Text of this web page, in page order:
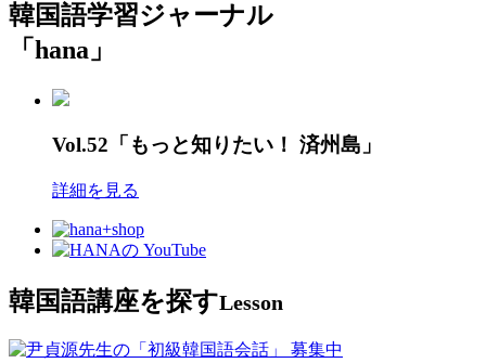
韓国語学習ジャーナル
「hana」
Vol.52「もっと知りたい！ 済州島」
詳細を見る
韓国語講座を探すLesson
募集中